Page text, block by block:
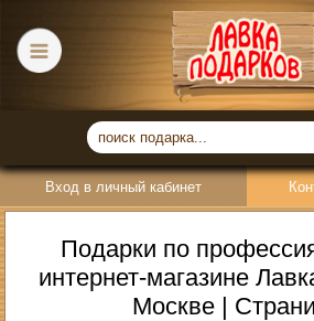
Вход в личный кабинет
Подарки по
интернет-магазине
Москве |